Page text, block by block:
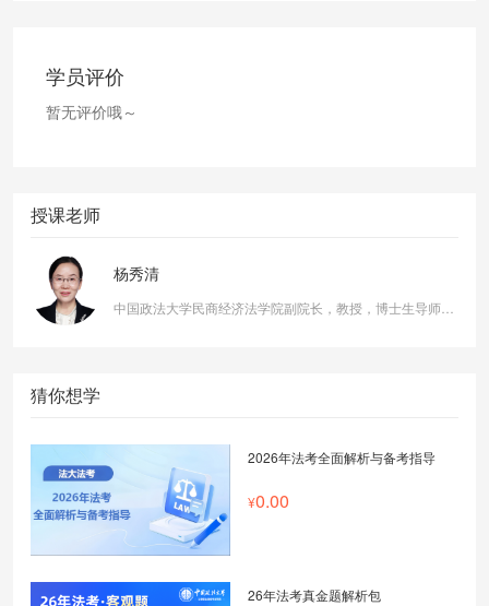
学员评价
暂无评价哦～
授课老师
杨秀清
猜你想学
2026年法考全面解析与备考指导
0.00
26年法考真金题解析包